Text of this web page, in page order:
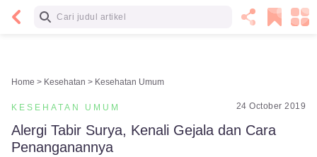
Baca Selanjutnya
Home > Kesehatan > Kesehatan Umum
KESEHATAN UMUM 24 October 2019
Alergi Tabir Surya, Kenali Gejala dan Cara
Penanganannya